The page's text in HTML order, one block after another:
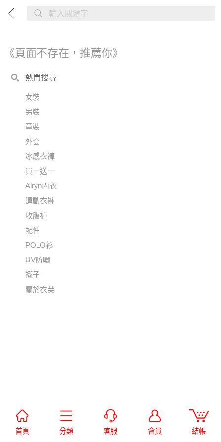
首頁 分類 客服 會員 結帳
《頁面不存在，推薦你》
熱門搜尋
女裝
男裝
童裝
外套
冰感衣褲
買一送一
Airyn內衣
運動衣褲
收腹褲
配件
POLO衫
UV防曬
襪子
關於衣芙